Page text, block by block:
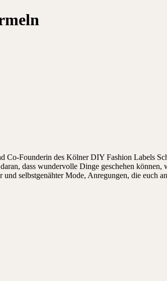
Founderin des Kölner DIY Fashion Labels
dass wundervolle Dinge geschehen können,
selbstgenähter Mode, Anregungen, die euch